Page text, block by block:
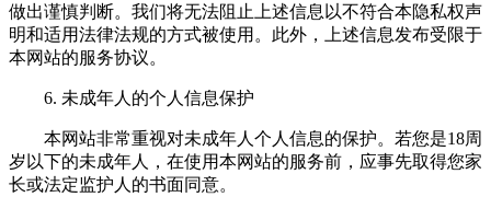
做出谨慎判断。我们将无法阻止上述信息以不符合本隐私权声
明和适用法律法规的方式被使用。此外，上述信息发布受限于
本网站的服务协议。
6. 未成年人的个人信息保护
本网站非常重视对未成年人个人信息的保护。若您是18周
岁以下的未成年人，在使用本网站的服务前，应事先取得您家
长或法定监护人的书面同意。